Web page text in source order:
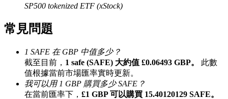
Bitrue渠道合伙人
最高達65%佣金！
SP500 tokenized ETF (xStock)
常見問題
1 SAFE 在 GBP 中值多少？
截至目前， 1 safe (SAFE) 大約值 £0.06493 GBP。
此數
值根據當前市場匯率實時更新。
我可以用 1 GBP 購買多少 SAFE？
在當前匯率下， £1 GBP 可以購買 15.40120129 SAFE。